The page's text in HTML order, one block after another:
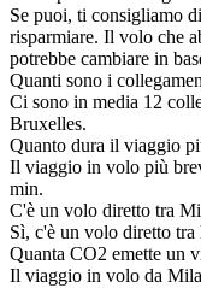
Se puoi, ti consigliamo
risparmiare. Il volo che
potrebbe cambiare in
Quanti sono i
Ci sono in media 12
Bruxelles.
Quanto dura il viaggio
Il viaggio in volo più
min.
C'è un volo diretto tra
Sì, c'è un volo diretto
Quanta CO2 emette un
Il viaggio in volo da